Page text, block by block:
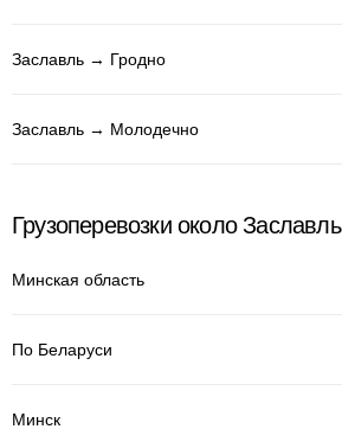
Заславль → Гродно
Заславль → Молодечно
Грузоперевозки около Заславль
Минская область
По Беларуси
Минск